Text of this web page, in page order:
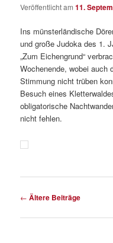
Veröffentlicht am11.
Ins münsterländische
und große Judoka des 1.
„Zum Eichengrund“
Wochenende, wobei auch
Stimmung nicht trüben
Besuch eines
obligatorische
nicht fehlen.
Beitragsnavigation
← Ältere Beiträge